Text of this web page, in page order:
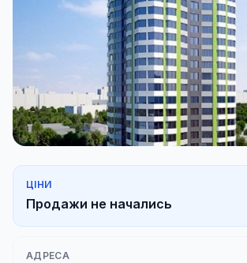
ЦІНИ
Продажи не начались
АДРЕСА